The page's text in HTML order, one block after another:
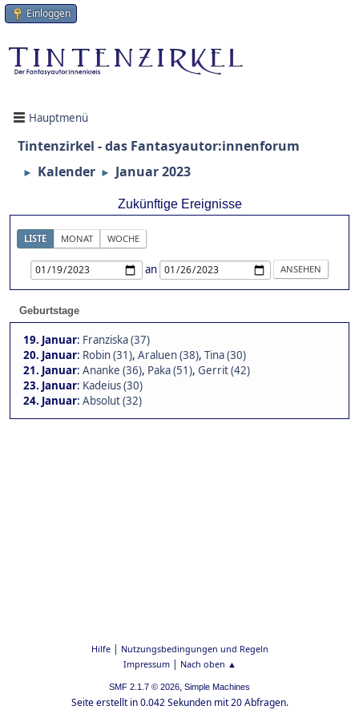
Einloggen
Hauptmenü
Tintenzirkel - das Fantasyautor:innenforum
► Kalender ► Januar 2023
Zukünftige Ereignisse
LISTE MONAT WOCHE
an
Geburtstage
19. Januar: Franziska (37)
20. Januar: Robin (31), Araluen (38), Tina (30)
21. Januar: Ananke (36), Paka (51), Gerrit (42)
23. Januar: Kadeius (30)
24. Januar: Absolut (32)
Hilfe| Nutzungsbedingungen und Regeln
Impressum| Nach oben ▲
SMF 2.1.7 © 2026, Simple Machines
Seite erstellt in 0.042 Sekunden mit 20 Abfragen.